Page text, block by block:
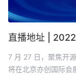
7 月 27 日，聚焦开
将在北京亦创国际会